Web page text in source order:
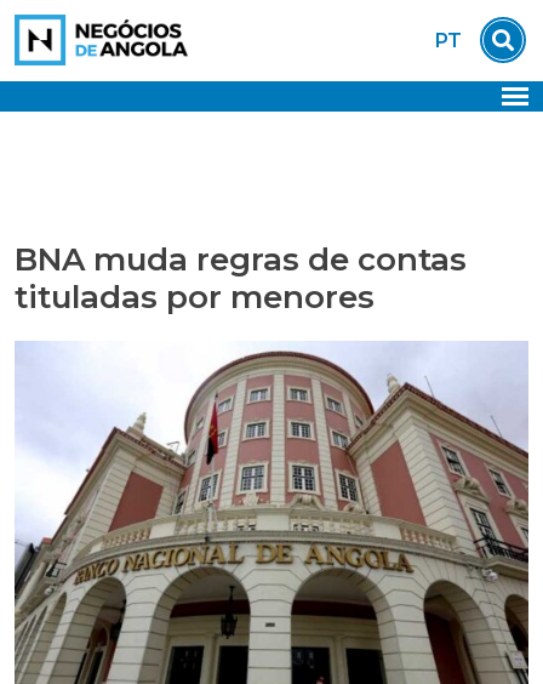
Skip
content
PT
BNA muda regras de contas
tituladas por menores